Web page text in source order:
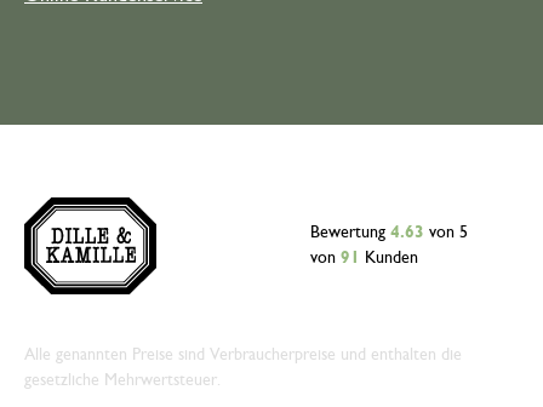
Bewertung 4.63 von 5
von 91 Kunden
Alle genannten Preise sind Verbraucherpreise und enthalten die
gesetzliche Mehrwertsteuer.